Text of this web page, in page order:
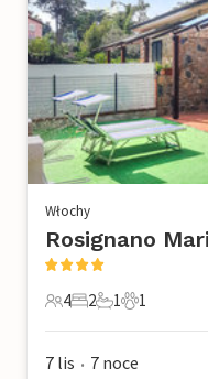
Włochy
Rosignano
4 Goście
4
2 Sypialnie
2
1 Łazienka
1
1 Zwierzę
1
7 lis • 7 noce